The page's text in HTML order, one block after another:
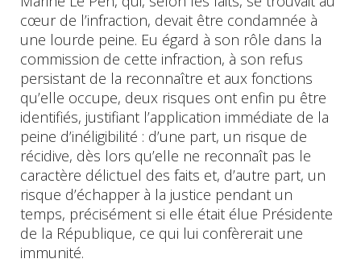
cœur de l’infraction, devait être condamnée à
une lourde peine. Eu égard à son rôle dans la
commission de cette infraction, à son refus
persistant de la reconnaître et aux fonctions
qu’elle occupe, deux risques ont enfin pu être
identifiés, justifiant l’application immédiate de la
peine d’inéligibilité : d’une part, un risque de
récidive, dès lors qu’elle ne reconnaît pas le
caractère délictuel des faits et, d’autre part, un
risque d’échapper à la justice pendant un
temps, précisément si elle était élue Présidente
de la République, ce qui lui confèrerait une
immunité.